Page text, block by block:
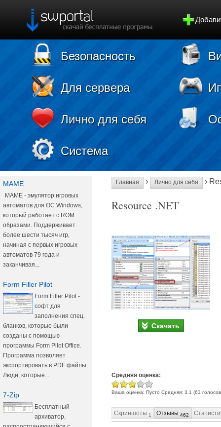
Безопасность
Для сервера
Лично для себя
Система
MAME
MAME - эмулятор игровых
автоматов для ОС Windows,
который работает с ROM
образами. Поддерживает
более шести тысяч игр,
начиная с первых игровых
автоматов 79 года и
заканчивая...
Form Filler Pilot
Form Filler Pilot -
софт для
заполнения спец.
бланков, которые были
созданы с помощью
программы Form Pilot Office.
Программа позволяет
экспортировать в PDF файлы.
Люди, которые...
7-Zip
Бесплатный
архиватор,
Главная › Лично для себя ›
Resource .NET
Скачать
Средняя оценка:
Ваша оценка: Пусто Средняя: 3.1 (63
Скриншоты 1 Отзывы 462